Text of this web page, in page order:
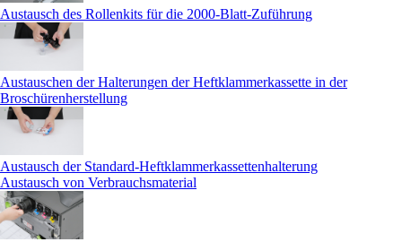
Austausch des Rollenkits für die 2000-Blatt-Zuführung
Austauschen der Halterungen der Heftklammerkassette in der
Broschürenherstellung
Austausch der Standard-Heftklammerkassettenhalterung
Austausch von Verbrauchsmaterial